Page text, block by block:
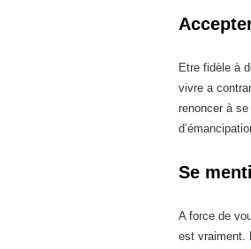
Etre fidèle à
vivre a
renoncer à
Se
A force de
est vraiment.